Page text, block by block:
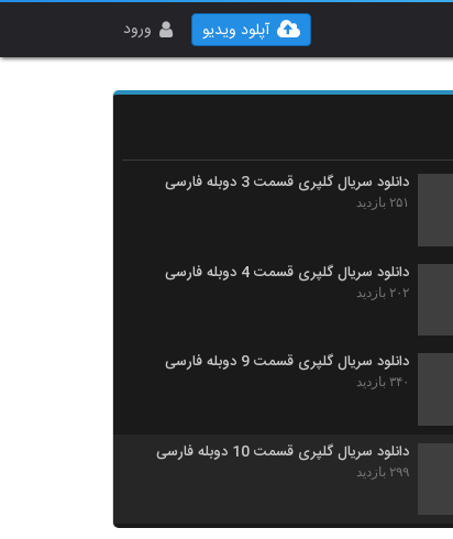
ورود آپلود ویدیو
دانلود سریال گلپری قسمت 3 دوبله فارسی
۲۵۱ بازدید
دانلود سریال گلپری قسمت 4 دوبله فارسی
۲۰۲ بازدید
دانلود سریال گلپری قسمت 9 دوبله فارسی
۳۴۰ بازدید
دانلود سریال گلپری قسمت 10 دوبله فارسی
۲۹۹ بازدید